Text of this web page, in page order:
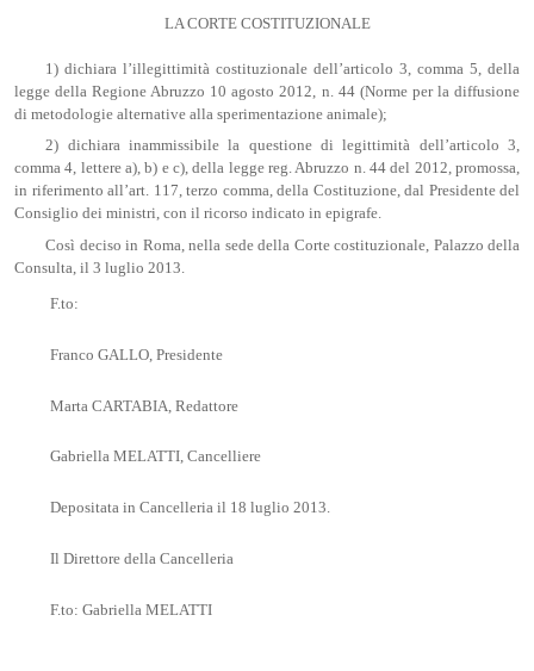
LA CORTE COSTITUZIONALE
1) dichiara l’illegittimità costituzionale dell’articolo 3, comma 5, della
legge della Regione Abruzzo 10 agosto 2012, n. 44 (Norme per la diffusione
di metodologie alternative alla sperimentazione animale);
2) dichiara inammissibile la questione di legittimità dell’articolo 3,
comma 4, lettere a), b) e c), della legge reg. Abruzzo n. 44 del 2012, promossa,
in riferimento all’art. 117, terzo comma, della Costituzione, dal Presidente del
Consiglio dei ministri, con il ricorso indicato in epigrafe.
Così deciso in Roma, nella sede della Corte costituzionale, Palazzo della
Consulta, il 3 luglio 2013.
F.to:
Franco GALLO, Presidente
Marta CARTABIA, Redattore
Gabriella MELATTI, Cancelliere
Depositata in Cancelleria il 18 luglio 2013.
Il Direttore della Cancelleria
F.to: Gabriella MELATTI